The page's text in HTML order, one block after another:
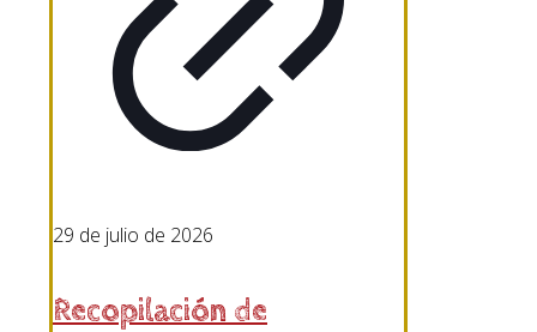
29 de julio de 2026
Recopilación de